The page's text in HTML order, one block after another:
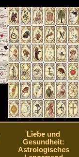
Liebe und
Gesundheit:
Astrologisches